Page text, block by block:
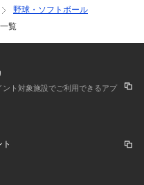
野球・ソフトボール
覧
ト対象施設でご利用できるアプ